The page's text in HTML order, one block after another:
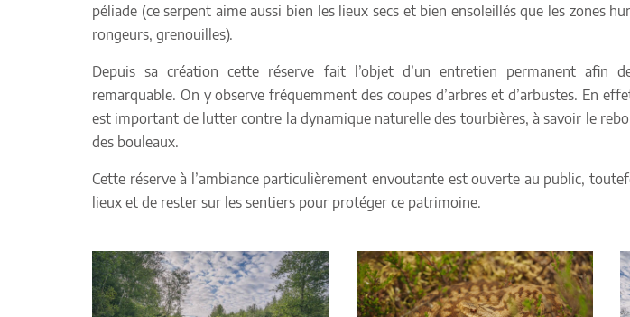
péliade (ce serpent aime aussi bien les lieux secs et bien ensoleillés que les zones
rongeurs, grenouilles).
Depuis sa création cette réserve fait l’objet d’un entretien permanent afin
remarquable. On y observe fréquemment des coupes d’arbres et d’arbustes. En
est important de lutter contre la dynamique naturelle des tourbières, à savoir le
des bouleaux.
Cette réserve à l’ambiance particulièrement envoutante est ouverte au public,
lieux et de rester sur les sentiers pour protéger ce patrimoine.